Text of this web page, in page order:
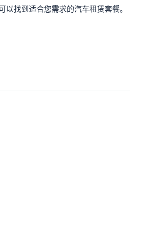
找到适合您需求的汽车租赁套餐。